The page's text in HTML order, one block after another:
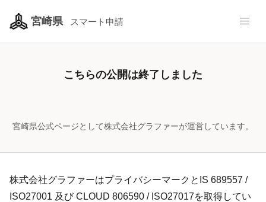
宮崎県 スマート申請
こちらの公開は終了しました
宮崎県公式ページとして株式会社グラファーが運営しています。
株式会社グラファーはプライバシーマークとIS 689557 /
ISO27001 及び CLOUD 806590 / ISO27017を取得してい